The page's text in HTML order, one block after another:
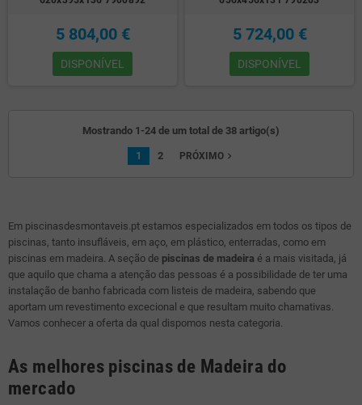
5 804,00 €
DISPONÍVEL
5 724,00 €
DISPONÍVEL
Mostrando 1-24 de um total de 38 artigo(s)
1 2 PRÓXIMOnavigate_next
Em piscinasdesmontaveis.pt estamos especializados em todos os tipos de
piscinas, tanto insufláveis, em aço, em plástico, enterradas, como em
piscinas em madeira. A seção de piscinas de madeira é a mais visitada, já
que aquilo que chama a atenção das pessoas é a possibilidade de ter uma
instalação de banho fabricada com listeis de madeira, sabendo que
aportam um revestimento excecional e que resultam muito chamativas.
Vamos conhecer a oferta da qual dispomos nesta categoria.
As melhores piscinas de Madeira do
mercado